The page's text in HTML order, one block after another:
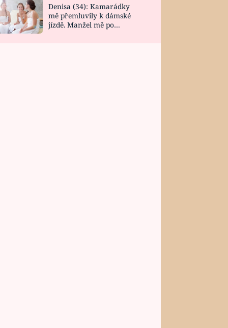
Denisa (34): Kamarádky
mě přemluvily k dámské
jízdě. Manžel mě po